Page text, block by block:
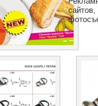
сайтов,